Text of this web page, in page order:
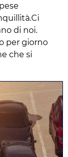
di noi.
per giorno
che si